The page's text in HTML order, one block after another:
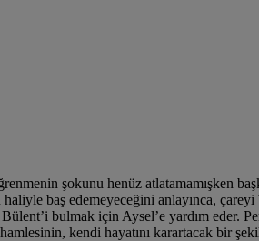
şokunu henüz atlatamamışken
baş edemeyeceğini anlayınca,
bulmak için Aysel’e yardım eder.
kendi hayatını karartacak bir